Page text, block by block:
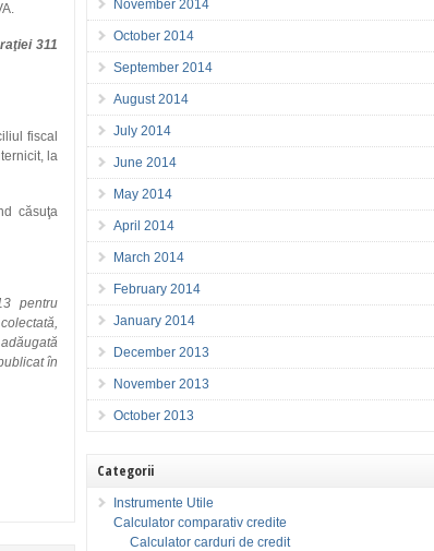
311
fiscal
la
căsuţa
pentru
în
November 2014
October 2014
September 2014
August 2014
July 2014
June 2014
May 2014
April 2014
March 2014
February 2014
January 2014
December 2013
November 2013
October 2013
Categorii
Instrumente Utile
Calculator comparativ credite
Calculator carduri de credit